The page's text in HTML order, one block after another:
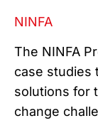
NINFA
The NINFA
case studies
solutions for
change